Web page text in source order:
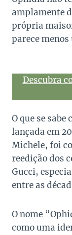
amplamente
própria
parece
Descubra
O que se
lançada em
Michele, foi
reedição dos
Gucci,
entre as
O nome
como uma